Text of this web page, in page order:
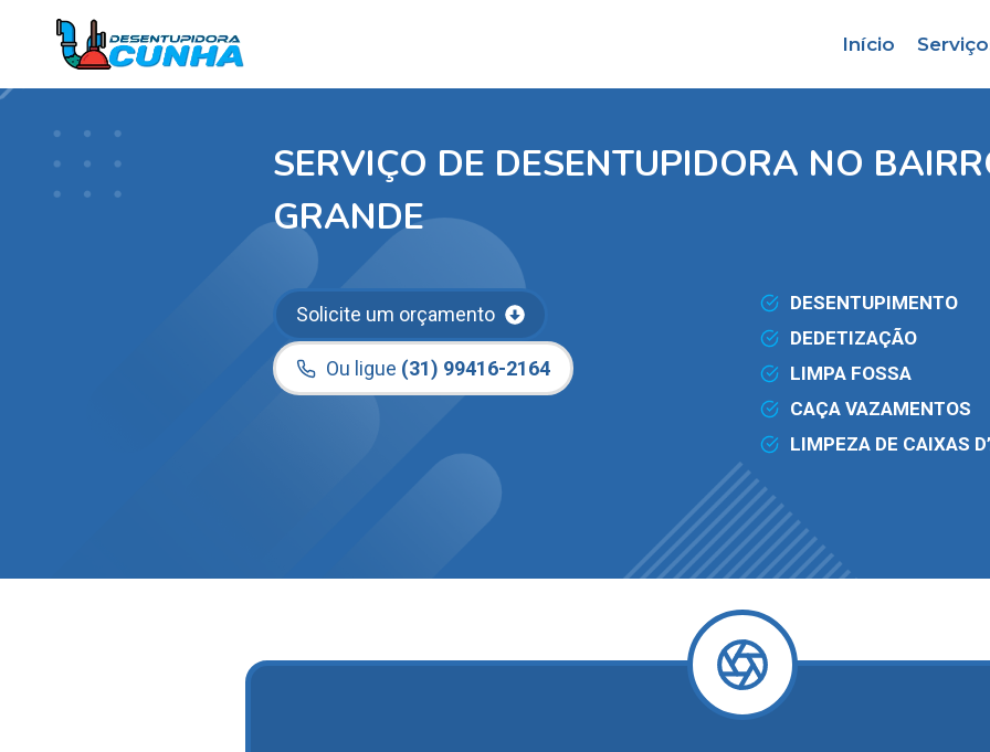
Conteúdo
Início
SERVIÇO DE DESENTUPIDORA NO
GRANDE
Solicite um orçamento
Ou ligue (31) 99416-2164
DESENTUPIMENTO
DEDETIZAÇÃO
LIMPA FOSSA
CAÇA VAZAMENTOS
LIMPEZA DE CAIXAS